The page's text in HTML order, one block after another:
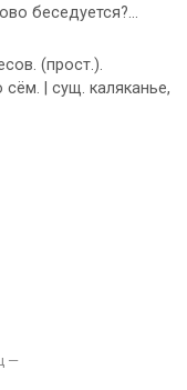
беседуется?...
(прост.).
| сущ. каляканье,